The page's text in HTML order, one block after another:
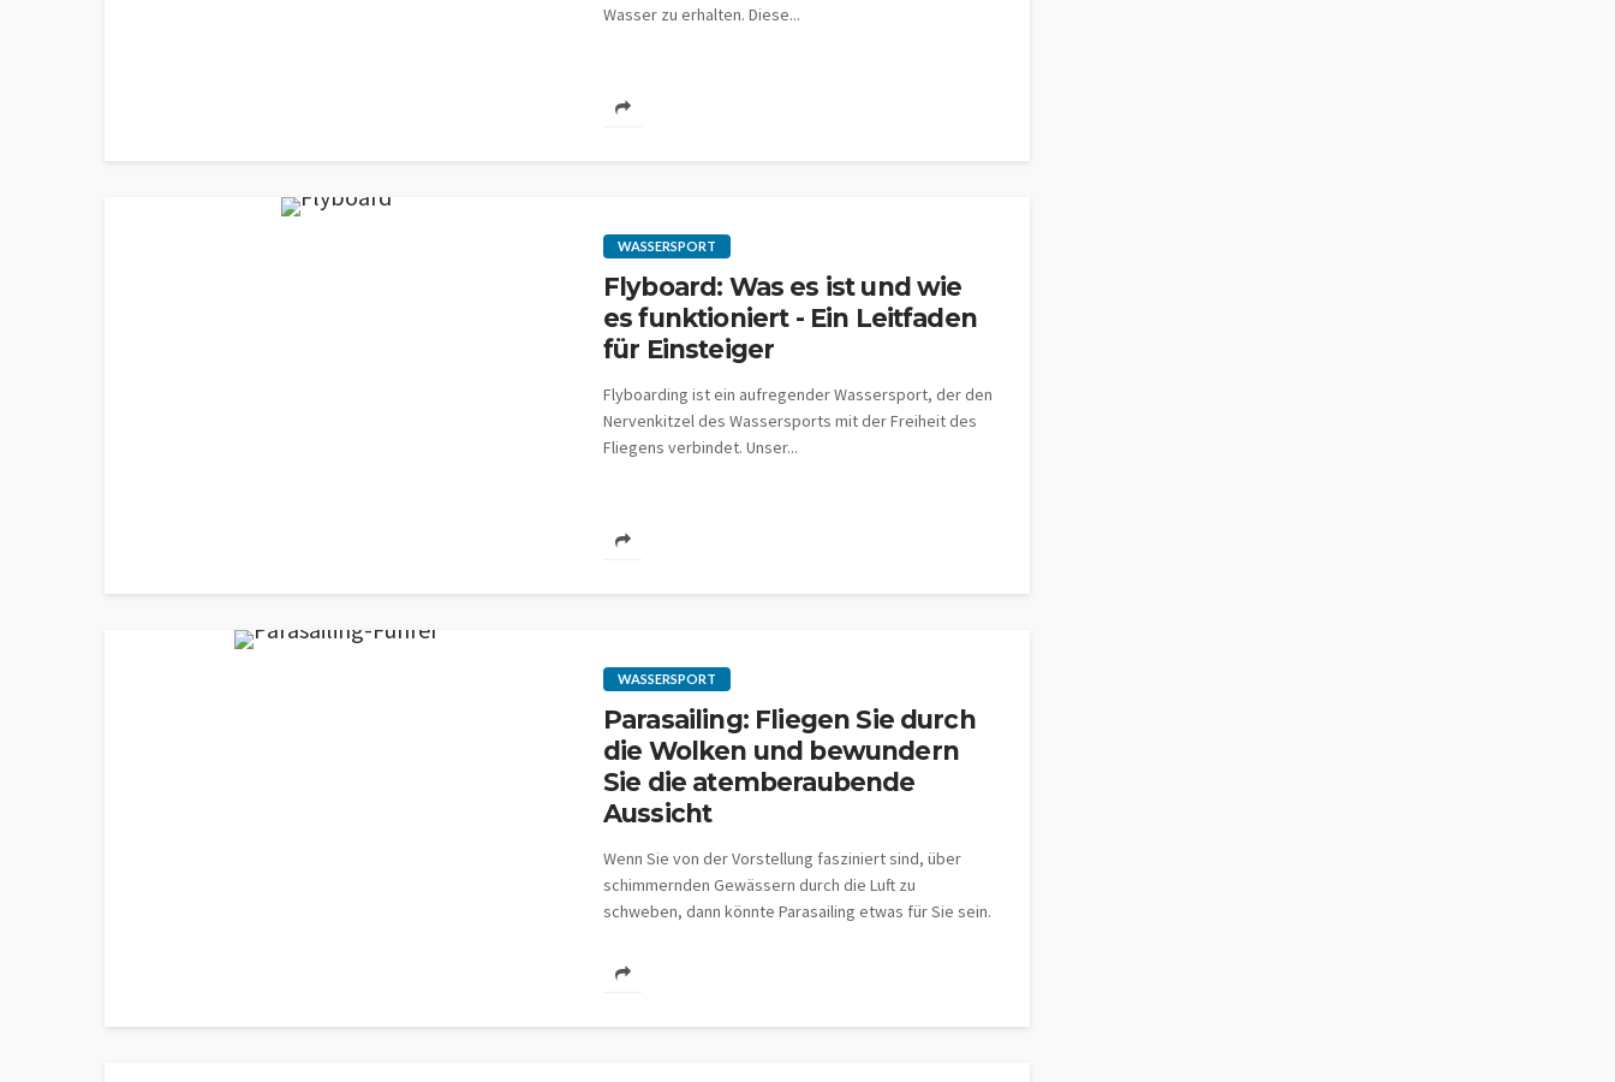
Wasser zu erhalten. Diese...
WASSERSPORT
Flyboard: Was es ist und wie
es funktioniert - Ein Leitfaden
für Einsteiger
Flyboarding ist ein aufregender Wassersport, der den
Nervenkitzel des Wassersports mit der Freiheit des
Fliegens verbindet. Unser...
WASSERSPORT
Parasailing: Fliegen Sie durch
die Wolken und bewundern
Sie die atemberaubende
Aussicht
Wenn Sie von der Vorstellung fasziniert sind, über
schimmernden Gewässern durch die Luft zu
schweben, dann könnte Parasailing etwas für Sie sein.